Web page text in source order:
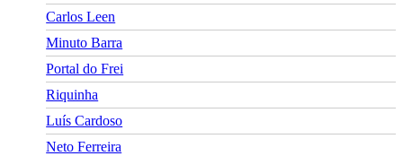
Carlos Leen
Minuto Barra
Portal do Frei
Riquinha
Luís Cardoso
Neto Ferreira